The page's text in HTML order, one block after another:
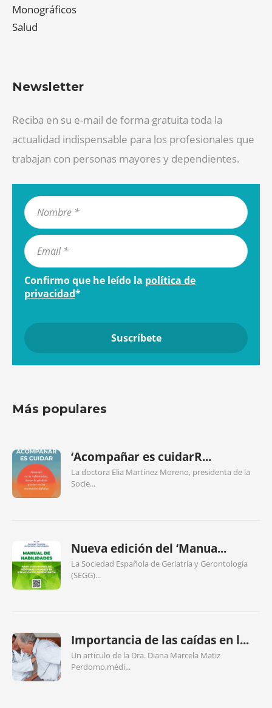
Monográficos
Salud
Newsletter
Reciba en su e-mail de forma gratuita toda la
actualidad indispensable para los profesionales que
trabajan con personas mayores y dependientes.
Confirmo que he leído la política de
privacidad*
Más populares
‘Acompañar es cuidarR...
La doctora Elia Martínez Moreno, presidenta de la
Socie...
Nueva edición del ‘Manua...
La Sociedad Española de Geriatría y Gerontología
(SEGG)...
Importancia de las caídas en l...
Un artículo de la Dra. Diana Marcela Matiz
Perdomo,médi...